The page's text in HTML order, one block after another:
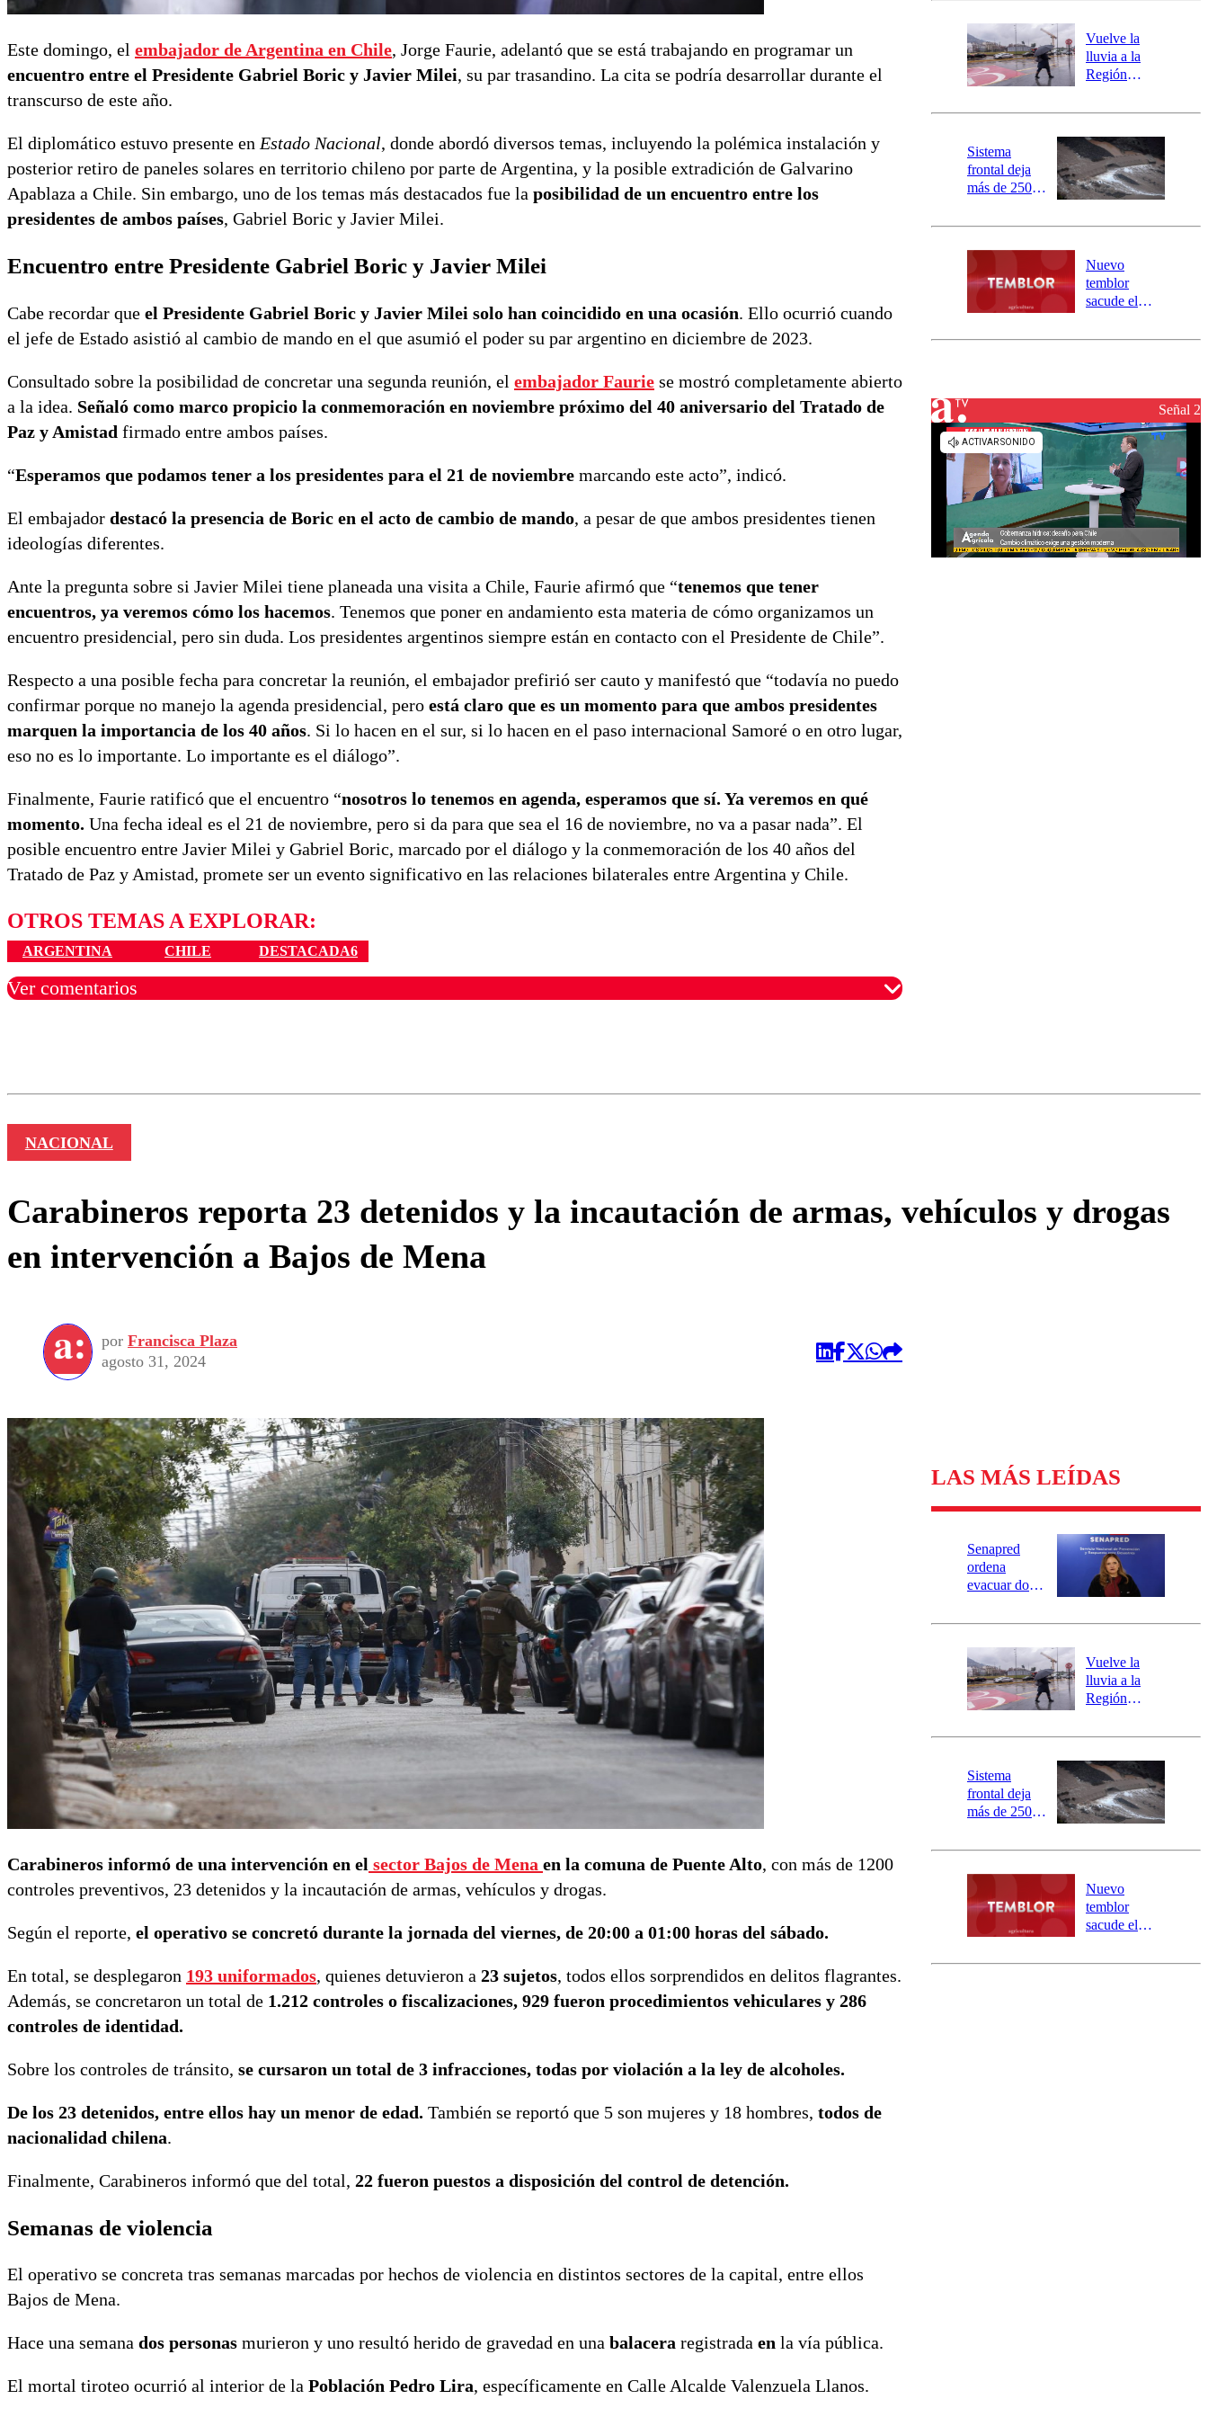
Este domingo, el embajador de Argentina en Chile, Jorge Faurie, adelantó que se está trabajando en programar un
encuentro entre el Presidente Gabriel Boric y Javier Milei, su par trasandino. La cita se podría desarrollar durante el
transcurso de este año.
El diplomático estuvo presente enEstado Nacional, donde abordó diversos temas, incluyendo la polémica instalación y
posterior retiro de paneles solares en territorio chileno por parte de Argentina, y la posible extradición de Galvarino
Apablaza a Chile. Sin embargo, uno de los temas más destacados fue la posibilidad de un encuentro entre los
presidentes de ambos países, Gabriel Boric y Javier Milei.
Encuentro entre Presidente Gabriel Boric y Javier Milei
Cabe recordar que el Presidente Gabriel Boric y Javier Milei solo han coincidido en una ocasión. Ello ocurrió cuando
el jefe de Estado asistió al cambio de mando en el que asumió el poder su par argentino en diciembre de 2023.
Consultado sobre la posibilidad de concretar una segunda reunión, el embajador Faurie se mostró completamente abierto
a la idea. Señaló como marco propicio la conmemoración en noviembre próximo del 40 aniversario del Tratado de
Paz y Amistad firmado entre ambos países.
“Esperamos que podamos tener a los presidentes para el 21 de noviembre marcando este acto”, indicó.
El embajador destacó la presencia de Boric en el acto de cambio de mando, a pesar de que ambos presidentes tienen
ideologías diferentes.
Ante la pregunta sobre si Javier Milei tiene planeada una visita a Chile, Faurie afirmó que “tenemos que tener
encuentros, ya veremos cómo los hacemos. Tenemos que poner en andamiento esta materia de cómo organizamos un
encuentro presidencial, pero sin duda. Los presidentes argentinos siempre están en contacto con el Presidente de Chile”.
Respecto a una posible fecha para concretar la reunión, el embajador prefirió ser cauto y manifestó que “todavía no puedo
confirmar porque no manejo la agenda presidencial, pero está claro que es un momento para que ambos presidentes
marquen la importancia de los 40 años. Si lo hacen en el sur, si lo hacen en el paso internacional Samoré o en otro lugar,
eso no es lo importante. Lo importante es el diálogo”.
Finalmente, Faurie ratificó que el encuentro “nosotros lo tenemos en agenda, esperamos que sí. Ya veremos en qué
momento. Una fecha ideal es el 21 de noviembre, pero si da para que sea el 16 de noviembre, no va a pasar nada”. El
posible encuentro entre Javier Milei y Gabriel Boric, marcado por el diálogo y la conmemoración de los 40 años del
Tratado de Paz y Amistad, promete ser un evento significativo en las relaciones bilaterales entre Argentina y Chile.
OTROS TEMAS A EXPLORAR:
ARGENTINA CHILE DESTACADA6
Ver comentarios
río Damas:
activa
mensajería
SAE
Vuelve la
lluvia a la
Región
este es el
la DMC para
este viernes
Sistema
frontal deja
más de 250
y 317
aisladas entre
Valparaíso y
Los Ríos
Nuevo
temblor
sacude el
revisa la
Señal 2
NACIONAL
Carabineros reporta 23 detenidos y la incautación de armas, vehículos y drogas
en intervención a Bajos de Mena
por Francisca Plaza
agosto 31, 2024
Carabineros informó de una intervención en el sector Bajos de Mena en la comuna de Puente Alto, con más de 1200
controles preventivos, 23 detenidos y la incautación de armas, vehículos y drogas.
Según el reporte, el operativo se concretó durante la jornada del viernes, de 20:00 a 01:00 horas del sábado.
En total, se desplegaron 193 uniformados, quienes detuvieron a 23 sujetos, todos ellos sorprendidos en delitos flagrantes.
Además, se concretaron un total de 1.212 controles o fiscalizaciones, 929 fueron procedimientos vehiculares y 286
controles de identidad.
Sobre los controles de tránsito, se cursaron un total de 3 infracciones, todas por violación a la ley de alcoholes.
De los 23 detenidos, entre ellos hay un menor de edad. También se reportó que 5 son mujeres y 18 hombres, todos de
nacionalidad chilena.
Finalmente, Carabineros informó que del total, 22 fueron puestos a disposición del control de detención.
Semanas de violencia
El operativo se concreta tras semanas marcadas por hechos de violencia en distintos sectores de la capital, entre ellos
Bajos de Mena.
Hace una semana dos personas murieron y uno resultó herido de gravedad en una balacera registrada en la vía pública.
El mortal tiroteo ocurrió al interior de la Población Pedro Lira, específicamente en Calle Alcalde Valenzuela Llanos.
LAS MÁS LEÍDAS
Senapred
ordena
evacuar dos
Carahue por
río Damas:
activa
mensajería
SAE
Vuelve la
lluvia a la
Región
este es el
la DMC para
este viernes
Sistema
frontal deja
más de 250
y 317
aisladas entre
Valparaíso y
Los Ríos
Nuevo
temblor
sacude el
revisa la